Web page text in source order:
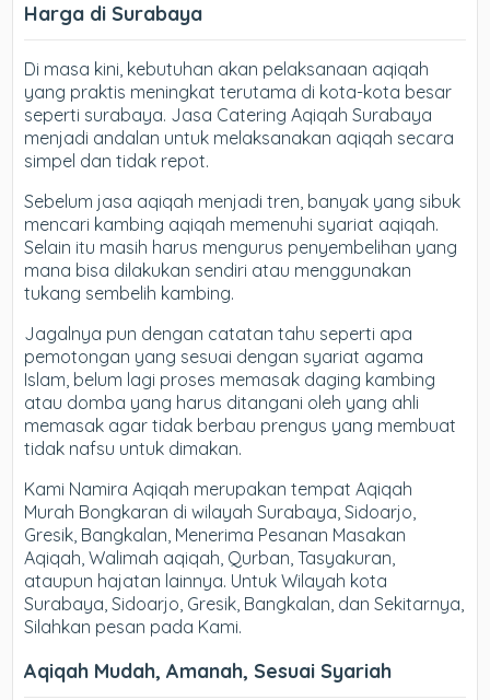
Harga di Surabaya
Di masa kini, kebutuhan akan pelaksanaan aqiqah
yang praktis meningkat terutama di kota-kota besar
seperti surabaya. Jasa Catering Aqiqah Surabaya
menjadi andalan untuk melaksanakan aqiqah secara
simpel dan tidak repot.
Sebelum jasa aqiqah menjadi tren, banyak yang sibuk
mencari kambing aqiqah memenuhi syariat aqiqah.
Selain itu masih harus mengurus penyembelihan yang
mana bisa dilakukan sendiri atau menggunakan
tukang sembelih kambing.
Jagalnya pun dengan catatan tahu seperti apa
pemotongan yang sesuai dengan syariat agama
Islam, belum lagi proses memasak daging kambing
atau domba yang harus ditangani oleh yang ahli
memasak agar tidak berbau prengus yang membuat
tidak nafsu untuk dimakan.
Kami Namira Aqiqah merupakan tempat Aqiqah
Murah Bongkaran di wilayah Surabaya, Sidoarjo,
Gresik, Bangkalan, Menerima Pesanan Masakan
Aqiqah, Walimah aqiqah, Qurban, Tasyakuran,
ataupun hajatan lainnya. Untuk Wilayah kota
Surabaya, Sidoarjo, Gresik, Bangkalan, dan Sekitarnya,
Silahkan pesan pada Kami.
Aqiqah Mudah, Amanah, Sesuai Syariah